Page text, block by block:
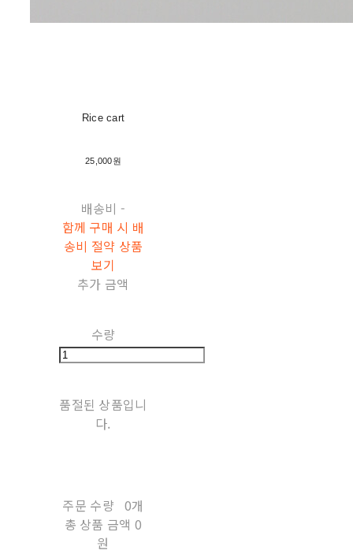
Rice cart
25,000원
배송비 -
함께 구매 시 배
송비 절약 상품
보기
추가 금액
수량
품절된 상품입니
다.
주문 수량 0개
총 상품 금액 0
원